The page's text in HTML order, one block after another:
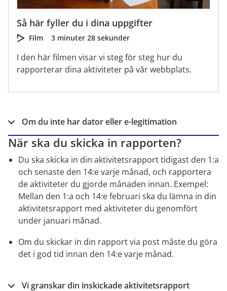
Så här fyller du i dina uppgifter
Film 3 minuter 28 sekunder
I den här filmen visar vi steg för steg hur du
rapporterar dina aktiviteter på vår webbplats.
Om du inte har dator eller e-legitimation
När ska du skicka in rapporten?
Du ska skicka in din aktivitetsrapport tidigast den 1:a
och senaste den 14:e varje månad, och rapportera
de aktiviteter du gjorde månaden innan. Exempel:
Mellan den 1:a och 14:e februari ska du lämna in din
aktivitetsrapport med aktiviteter du genomfört
under januari månad.
Om du skickar in din rapport via post måste du göra
det i god tid innan den 14:e varje månad.
Vi granskar din inskickade aktivitetsrapport